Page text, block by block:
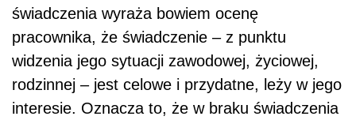
świadczenia wyraża bowiem ocenę
pracownika, że świadczenie – z punktu
widzenia jego sytuacji zawodowej, życiowej,
rodzinnej – jest celowe i przydatne, leży w jego
interesie. Oznacza to, że w braku świadczenia